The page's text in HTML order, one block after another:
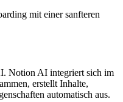
mit einer sanfteren
Notion AI integriert sich im
erstellt Inhalte,
automatisch aus.